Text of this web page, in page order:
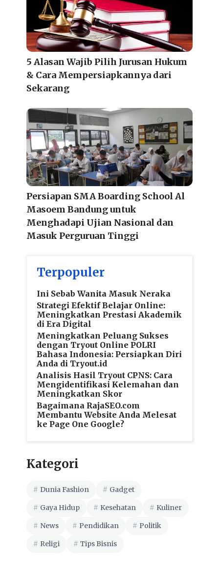
5 Alasan Wajib Pilih Jurusan Hukum
& Cara Mempersiapkannya dari
Sekarang
Persiapan SMA Boarding School Al
Masoem Bandung untuk
Menghadapi Ujian Nasional dan
Masuk Perguruan Tinggi
Terpopuler
Ini Sebab Wanita Masuk Neraka
Strategi Efektif Belajar Online:
Meningkatkan Prestasi Akademik
di Era Digital
Meningkatkan Peluang Sukses
dengan Tryout Online POLRI
Bahasa Indonesia: Persiapkan Diri
Anda di Tryout.id
Analisis Hasil Tryout CPNS: Cara
Mengidentifikasi Kelemahan dan
Meningkatkan Skor
Bagaimana RajaSEO.com
Membantu Website Anda Melesat
ke Page One Google?
Kategori
Dunia Fashion Gadget
Gaya Hidup Kesehatan Kuliner
News Pendidikan Politik
Religi Tips Bisnis